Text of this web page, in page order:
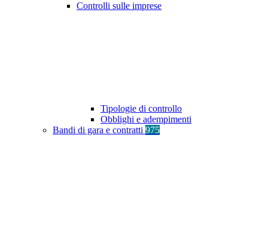
Controlli sulle imprese
Tipologie di controllo
Obblighi e adempimenti
Bandi di gara e contratti 975